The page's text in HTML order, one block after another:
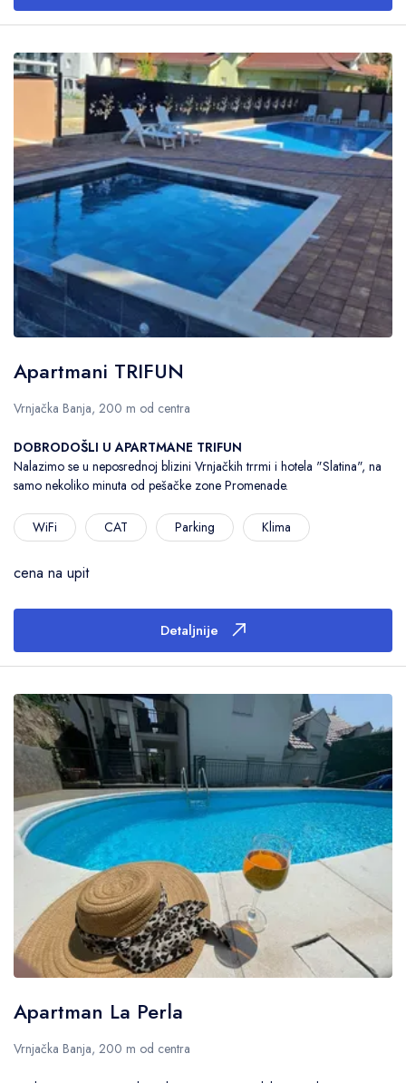
Apartmani TRIFUN
Vrnjačka Banja, 200 m od centra
DOBRODOŠLI U APARTMANE TRIFUN
Nalazimo se u neposrednoj blizini Vrnjačkih trrmi i hotela "Slatina", na
samo nekoliko minuta od pešačke zone Promenade.
WiFi CAT Parking Klima
cena na upit
Detaljnije
Apartman La Perla
Vrnjačka Banja, 200 m od centra